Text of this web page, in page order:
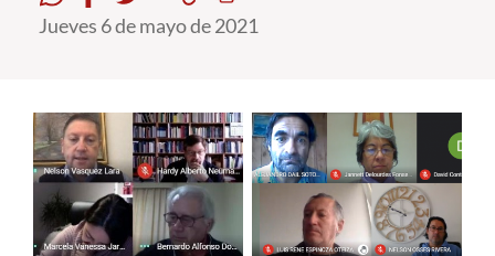
English
Jueves 6 de mayo de 2021